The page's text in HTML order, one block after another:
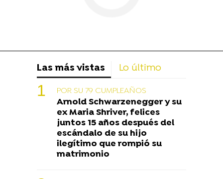
Las más vistas Lo último
POR SU 79 CUMPLEAÑOS
Arnold Schwarzenegger y su
ex Maria Shriver, felices
juntos 15 años después del
escándalo de su hijo
ilegítimo que rompió su
matrimonio